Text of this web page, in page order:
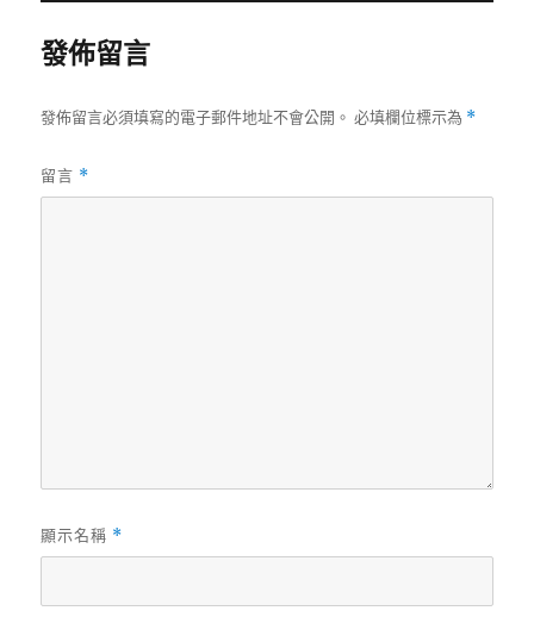
發佈留言
發佈留言必須填寫的電子郵件地址不會公開。 必填欄位標示為 *
留言 *
顯示名稱 *